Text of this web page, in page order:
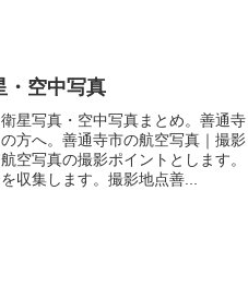
・空中写真
星写真・空中写真まとめ。善通寺
方へ。善通寺市の航空写真｜撮影
空写真の撮影ポイントとします。
収集します。撮影地点善...